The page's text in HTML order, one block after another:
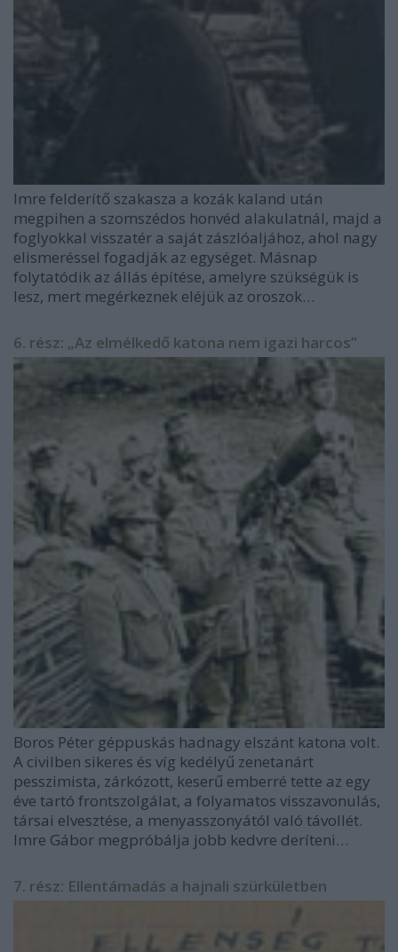
Imre felderítő szakasza a kozák kaland után
megpihen a szomszédos honvéd alakulatnál, majd a
foglyokkal visszatér a saját zászlóaljához, ahol nagy
elismeréssel fogadják az egységet. Másnap
folytatódik az állás építése, amelyre szükségük is
lesz, mert megérkeznek eléjük az oroszok…
6. rész: „Az elmélkedő katona nem igazi harcos”
Boros Péter géppuskás hadnagy elszánt katona volt.
A civilben sikeres és víg kedélyű zenetanárt
pesszimista, zárkózott, keserű emberré tette az egy
éve tartó frontszolgálat, a folyamatos visszavonulás,
társai elvesztése, a menyasszonyától való távollét.
Imre Gábor megpróbálja jobb kedvre deríteni…
7. rész: Ellentámadás a hajnali szürkületben